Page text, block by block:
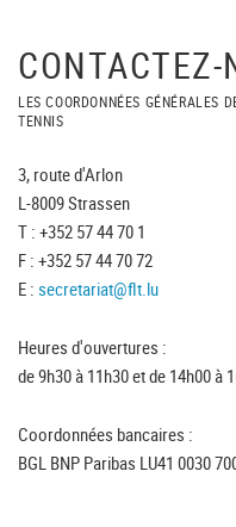
CONTACTEZ-
LES COORDONNÉES GÉNÉRALES
TENNIS
3, route d'Arlon
L-8009 Strassen
T : +352 57 44 70 1
F : +352 57 44 70 72
E : secretariat@flt.lu
Heures d'ouvertures :
de 9h30 à 11h30 et de 14h00 à
Coordonnées bancaires :
BGL BNP Paribas LU41 0030